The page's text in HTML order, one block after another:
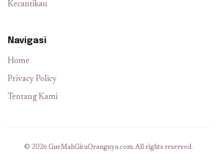
Kecantikan
Navigasi
Home
Privacy Policy
Tentang Kami
© 2026 GueMahGituOrangnya.com. All rights reserved.